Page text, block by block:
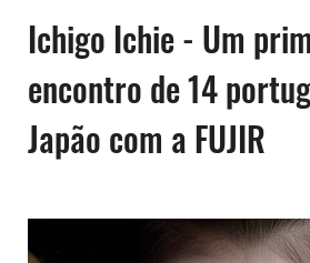
Ichigo Ichie - Um
encontro de 14
Japão com a FUJIR